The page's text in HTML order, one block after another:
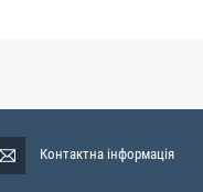
Контактна інформація